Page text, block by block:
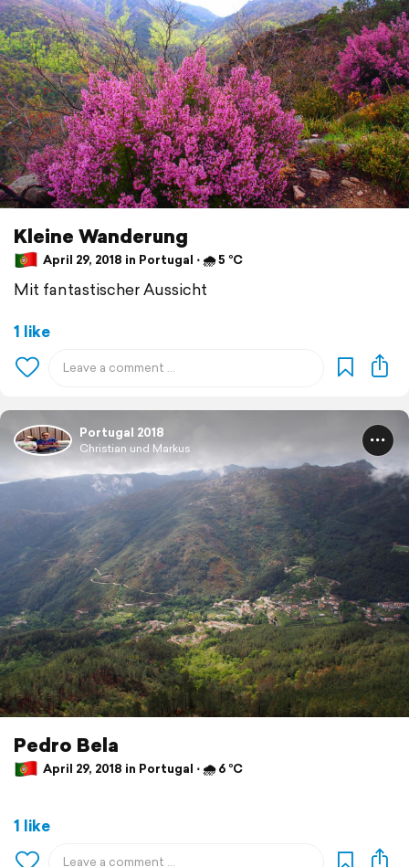
Kleine Wanderung
April 29, 2018 in Portugal ⋅ 🌧 5 °C
Mit fantastischer Aussicht
1 like
Portugal 2018
Christian und Markus
Pedro Bela
April 29, 2018 in Portugal ⋅ 🌧 6 °C
1 like